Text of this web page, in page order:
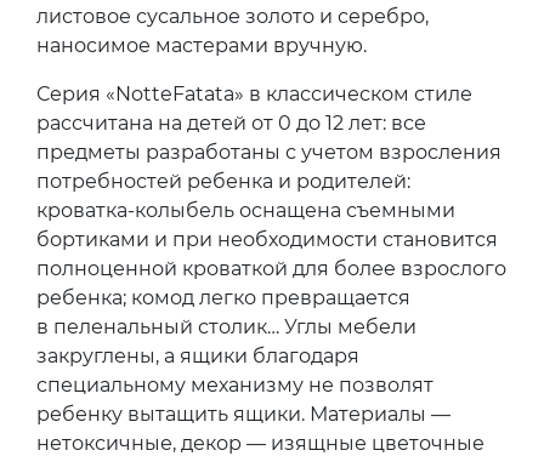
листовое сусальное золото и серебро,
наносимое мастерами вручную.
Серия «NotteFatata» в классическом стиле
рассчитана на детей от 0 до 12 лет: все
предметы разработаны с учетом взросления
потребностей ребенка и родителей:
кроватка-колыбель оснащена съемными
бортиками и при необходимости становится
полноценной кроваткой для более взрослого
ребенка; комод легко превращается
в пеленальный столик… Углы мебели
закруглены, а ящики благодаря
специальному механизму не позволят
ребенку вытащить ящики. Материалы —
нетоксичные, декор — изящные цветочные